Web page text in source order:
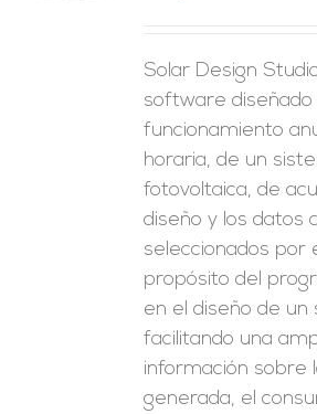
Solar Design
software
funcionamiento
horaria, de un
fotovoltaica, de
diseño y los datos
seleccionados por
propósito del
en el diseño de un
facilitando una
información sobre
generada, el